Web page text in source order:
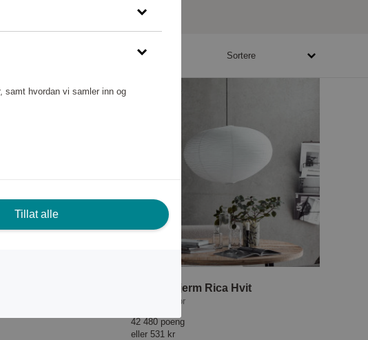
4400 - 554400 poeng Sortere
USB Lampeskjerm Rica Hvit
House Doctor
42 480 poeng
eller 531 kr
samt hvordan vi samler inn og
Tillat alle